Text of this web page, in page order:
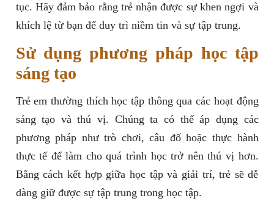
tục. Hãy đảm bảo rằng trẻ nhận được sự khen ngợi và
khích lệ từ bạn để duy trì niềm tin và sự tập trung.
Sử dụng phương pháp học tập
sáng tạo
Trẻ em thường thích học tập thông qua các hoạt động
sáng tạo và thú vị. Chúng ta có thể áp dụng các
phương pháp như trò chơi, câu đố hoặc thực hành
thực tế để làm cho quá trình học trở nên thú vị hơn.
Bằng cách kết hợp giữa học tập và giải trí, trẻ sẽ dễ
dàng giữ được sự tập trung trong học tập.